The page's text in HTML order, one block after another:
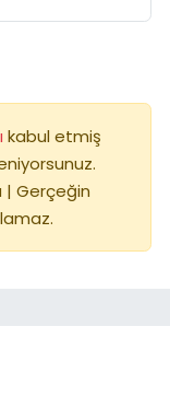
kabul etmiş
| Gerçeğin